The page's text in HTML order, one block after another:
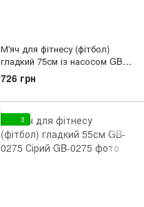
М'яч для фітнесу (фітбол)
гладкий 75см із насосом GB-
1541 Сірий
726 грн
3